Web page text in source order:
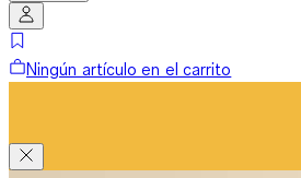
Ningún artículo en el carrito